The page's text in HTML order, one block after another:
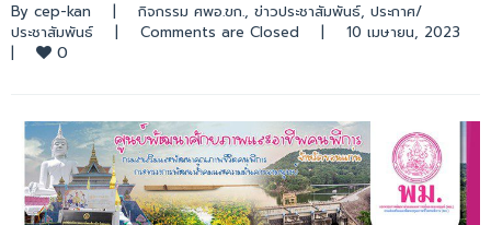
By cep-kan กิจกรรม ศพอ.ขก., ข่าวประชาสัมพันธ์, ประกาศ/
ประชาสัมพันธ์
Comments are Closed
0